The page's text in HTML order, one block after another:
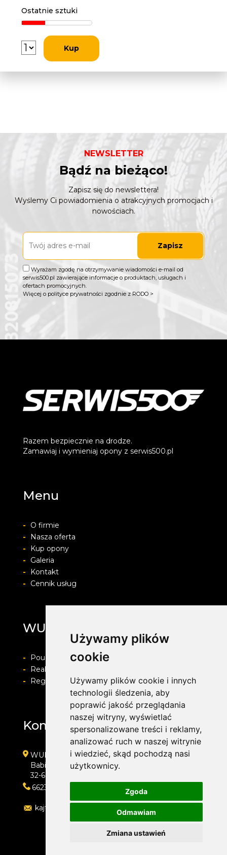
Używamy plików
cookie
Używamy plików cookie i innych
technologii śledzenia, aby
poprawić jakość przeglądania
naszej witryny, wyświetlać
spersonalizowane treści i reklamy,
analizować ruch w naszej witrynie
i wiedzieć, skąd pochodzą nasi
użytkownicy.
Zgoda
Odmawiam
Zmiana ustawień
Ostatnie sztuki
Kup
NEWSLETTER
Bądź na bieżąco!
Zapisz się do newslettera!
Wyślemy Ci powiadomienia o atrakcyjnych promocjach i
nowościach.
Zapisz
Wyrażam zgodę na otrzymywanie wiadomości e-mail od
serwis500.pl zawierające informacje o produktach, usługach i
ofertach promocyjnych.
Więcej o polityce prywatności zgodnie z RODO >
Razem bezpiecznie na drodze.
Zamawiaj i wymieniaj opony z serwis500.pl
Menu
-
O firmie
-
Nasza oferta
-
Kup opony
-
Galeria
-
Kontakt
-
Cennik usług
WULKAN
-
Pouczenie o prawie do odstapienia od umowy
-
Realizacja zamówienia i formy płatności
-
Regulamin i Polityka prywatności
Kontakt
WULKAN
Babice, ul. Śląska 50d
32-600 Oświęcim
662323454
kajtoch@gmail.com